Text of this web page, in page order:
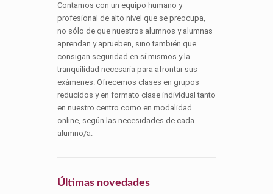
Contamos con un equipo humano y
profesional de alto nivel que se preocupa,
no sólo de que nuestros alumnos y alumnas
aprendan y aprueben, sino también que
consigan seguridad en sí mismos y la
tranquilidad necesaria para afrontar sus
exámenes. Ofrecemos clases en grupos
reducidos y en formato clase individual tanto
en nuestro centro como en modalidad
online, según las necesidades de cada
alumno/a.
Últimas novedades